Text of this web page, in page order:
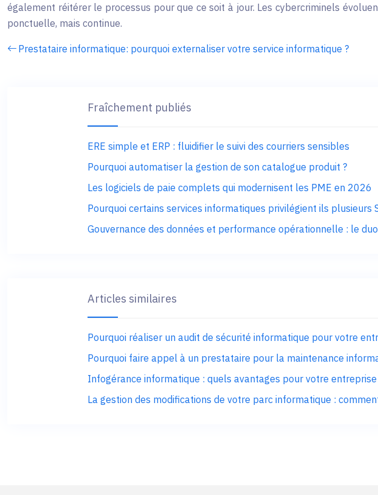
également réitérer le processus pour que ce soit à jour. Les cybercriminels
ponctuelle, mais continue.
Prestataire informatique: pourquoi externaliser votre service informatique ?
Fraîchement publiés
ERE simple et ERP : fluidifier le suivi des courriers sensibles
Pourquoi automatiser la gestion de son catalogue produit ?
Les logiciels de paie complets qui modernisent les PME en 2026
Pourquoi certains services informatiques privilégient ils plusieurs
Gouvernance des données et performance opérationnelle : le
Articles similaires
Pourquoi réaliser un audit de sécurité informatique pour votre
Pourquoi faire appel à un prestataire pour la maintenance
Infogérance informatique : quels avantages pour votre entreprise
La gestion des modifications de votre parc informatique :